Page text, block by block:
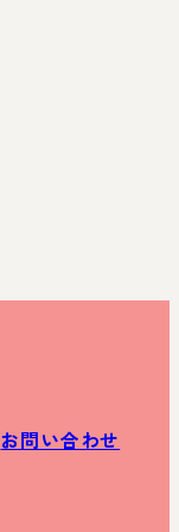
お問い合わせ